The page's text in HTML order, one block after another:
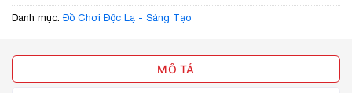
Danh mục: Đồ Chơi Độc Lạ - Sáng Tạo
MÔ TẢ